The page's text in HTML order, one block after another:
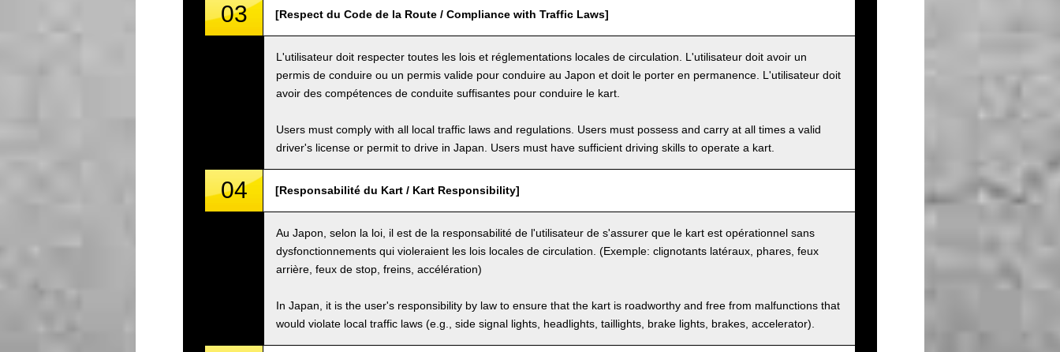
03 [Respect du Code de la Route / Compliance with Traffic Laws]
L'utilisateur doit respecter toutes les lois et réglementations locales de circulation. L'utilisateur doit avoir un
permis de conduire ou un permis valide pour conduire au Japon et doit le porter en permanence. L'utilisateur doit
avoir des compétences de conduite suffisantes pour conduire le kart.
Users must comply with all local traffic laws and regulations. Users must possess and carry at all times a valid
driver's license or permit to drive in Japan. Users must have sufficient driving skills to operate a kart.
04 [Responsabilité du Kart / Kart Responsibility]
Au Japon, selon la loi, il est de la responsabilité de l'utilisateur de s'assurer que le kart est opérationnel sans
dysfonctionnements qui violeraient les lois locales de circulation. (Exemple: clignotants latéraux, phares, feux
arrière, feux de stop, freins, accélération)
In Japan, it is the user's responsibility by law to ensure that the kart is roadworthy and free from malfunctions that
would violate local traffic laws (e.g., side signal lights, headlights, taillights, brake lights, brakes, accelerator).